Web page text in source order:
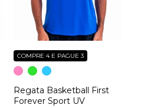
Regata Basketball First
Forever Sport UV
COMPRE 4 E PAGUE 3